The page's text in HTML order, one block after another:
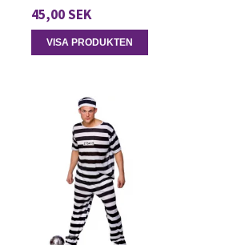
45,00 SEK
VISA PRODUKTEN